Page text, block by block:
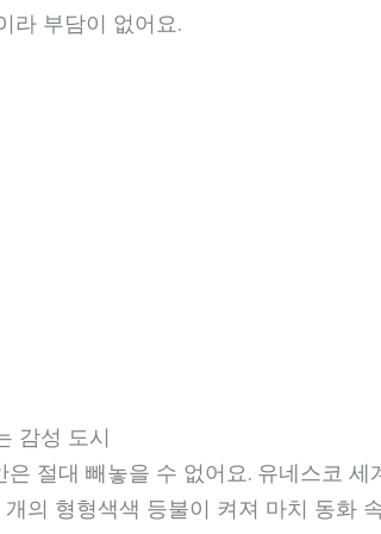
라 부담이 없어요.
감성 도시
절대 빼놓을 수 없어요. 유네스코 세
의 형형색색 등불이 켜져 마치 동화